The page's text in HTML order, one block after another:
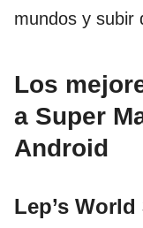
mundos y subir
Los
a Super
Android
Lep’s World